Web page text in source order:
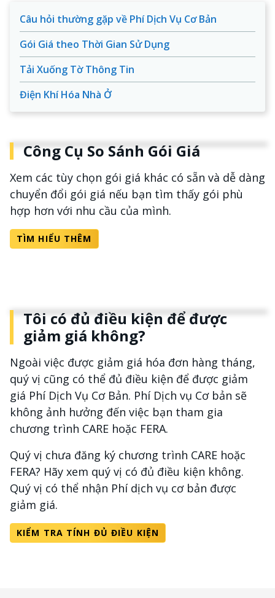
Câu hỏi thường gặp về Phí Dịch Vụ Cơ Bản
Gói Giá theo Thời Gian Sử Dụng
Tải Xuống Tờ Thông Tin
Điện Khí Hóa Nhà Ở
Công Cụ So Sánh Gói Giá
Xem các tùy chọn gói giá khác có sẵn và dễ dàng
chuyển đổi gói giá nếu bạn tìm thấy gói phù
hợp hơn với nhu cầu của mình.
TÌM HIỂU THÊM
Tôi có đủ điều kiện để được
giảm giá không?
Ngoài việc được giảm giá hóa đơn hàng tháng,
quý vị cũng có thể đủ điều kiện để được giảm
giá Phí Dịch Vụ Cơ Bản. Phí Dịch vụ Cơ bản sẽ
không ảnh hưởng đến việc bạn tham gia
chương trình CARE hoặc FERA.
Quý vị chưa đăng ký chương trình CARE hoặc
FERA? Hãy xem quý vị có đủ điều kiện không.
Quý vị có thể nhận Phí dịch vụ cơ bản được
giảm giá.
KIỂM TRA TÍNH ĐỦ ĐIỀU KIỆN